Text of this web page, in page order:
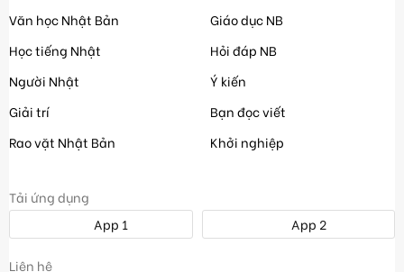
Văn học Nhật Bản
Học tiếng Nhật
Người Nhật
Giải trí
Rao vặt Nhật Bản
Giáo dục NB
Hỏi đáp NB
Ý kiến
Bạn đọc viết
Khởi nghiệp
Tải ứng dụng
App 1
App 2
Liên hệ